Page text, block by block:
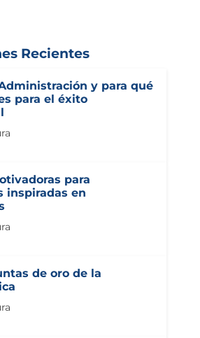
Recientes
y para qué
para el éxito
para
inspiradas en
de oro de la